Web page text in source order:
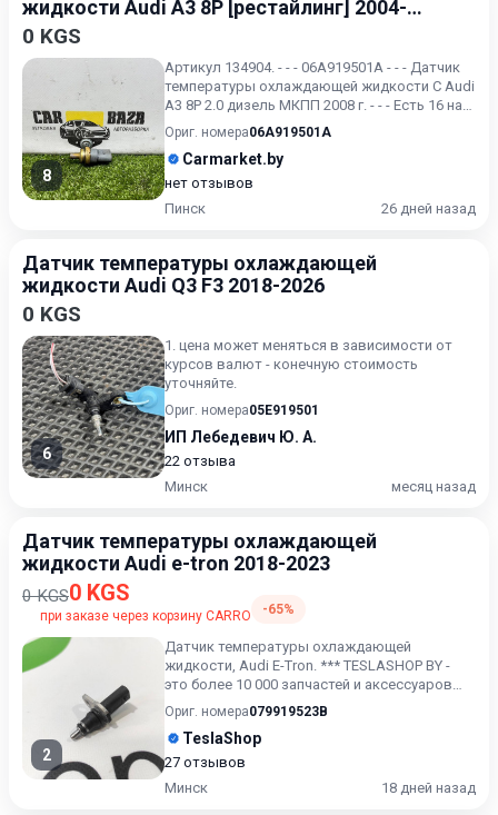
жидкости Audi A3 8P [рестайлинг] 2004-
2008
0 KGS
8
Артикул 134904. - - - 06A919501A - - - Датчик
температуры охлаждающей жидкости С Audi
A3 8P 2.0 дизель МКПП 2008 г. - - - Есть 16 на
выбор..
Ориг. номера06A919501A
Carmarket.by
нет отзывов
Пинск
26 дней назад
Датчик температуры охлаждающей
жидкости Audi Q3 F3 2018-2026
0 KGS
6
1. цена может меняться в зависимости от
курсов валют - конечную стоимость
уточняйте.
Ориг. номера05E919501
ИП Лебедевич Ю. А.
22 отзыва
Минск
месяц назад
Датчик температуры охлаждающей
жидкости Audi e-tron 2018-2023
0 KGS0 KGS
при заказе через корзину CARRO -65%
2
Датчик температуры охлаждающей
жидкости, Audi E-Tron. *** TESLASHOP BY -
это более 10 000 запчастей и аксессуаров
для TESLAModel 3, Model X,...
Ориг. номера079919523B
TeslaShop
27 отзывов
Минск
18 дней назад